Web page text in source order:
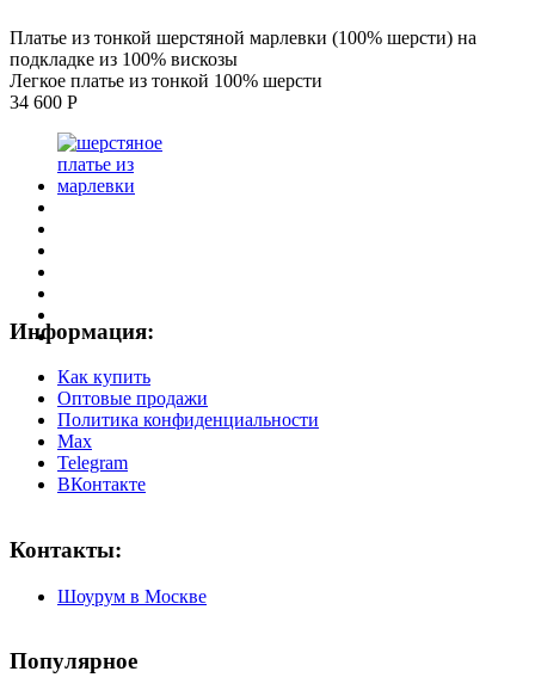
Платье из тонкой шерстяной марлевки (100% шерсти) на
подкладке из 100% вискозы
Легкое платье из тонкой 100% шерсти
34 600 Р
Информация:
Как купить
Оптовые продажи
Политика конфиденциальности
Max
Telegram
ВКонтакте
Контакты:
Шоурум в Москве
Популярное